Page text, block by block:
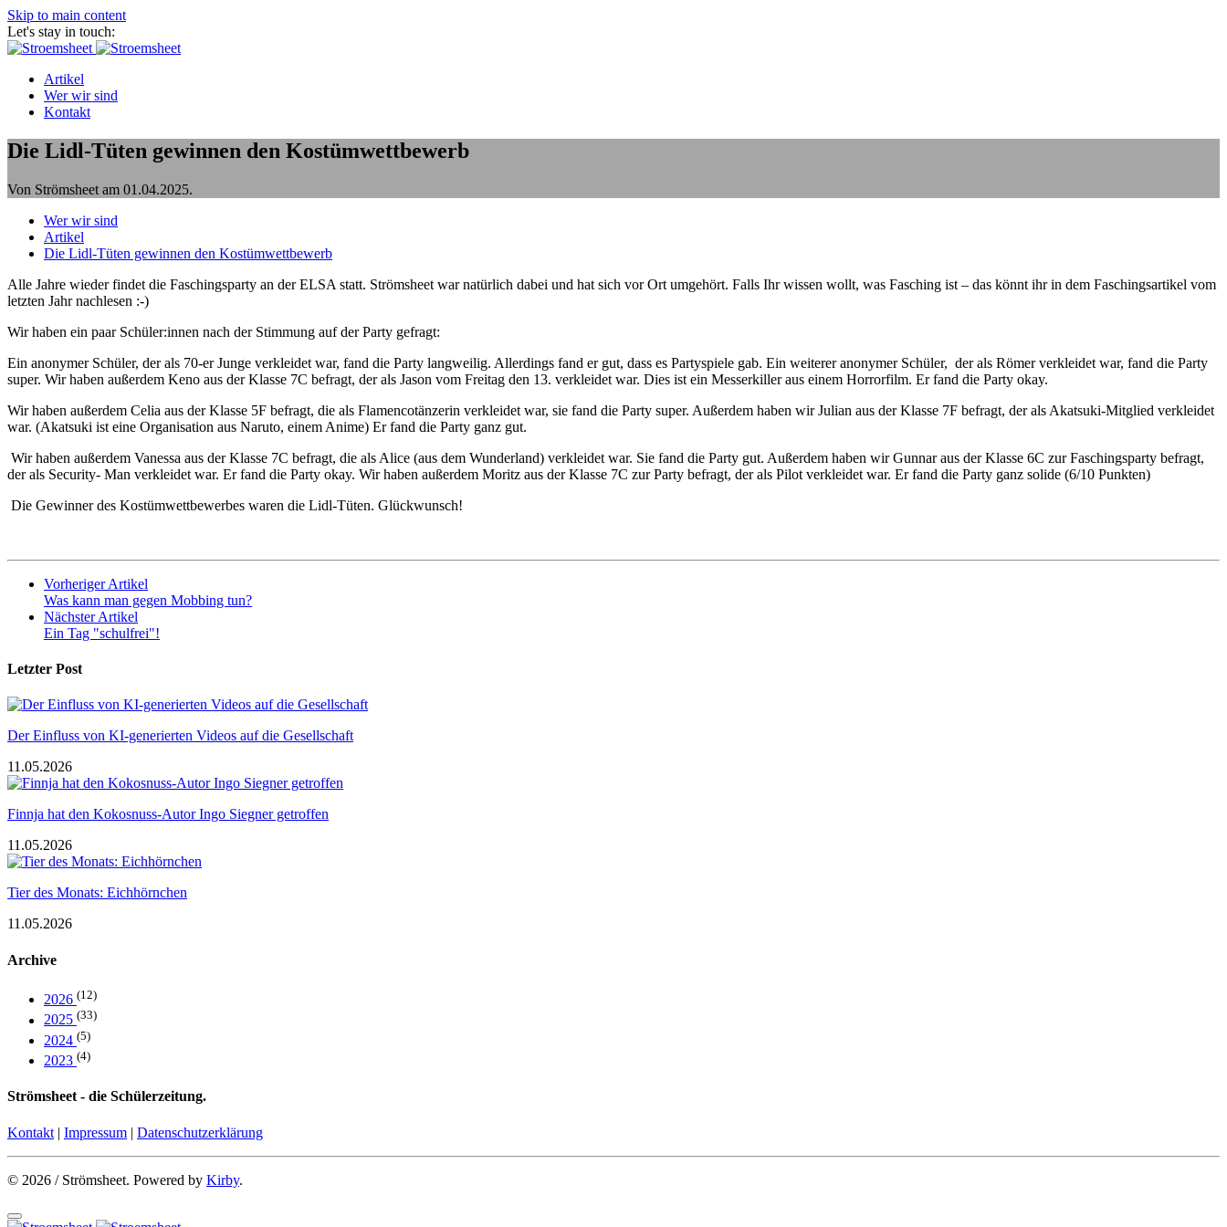
Skip to main content
Let's stay in touch:
Artikel
Wer wir sind
Kontakt
Die Lidl-Tüten gewinnen den Kostümwettbewerb
Von Strömsheet am 01.04.2025.
Wer wir sind
Artikel
Die Lidl-Tüten gewinnen den Kostümwettbewerb
Alle Jahre wieder findet die Faschingsparty an der ELSA statt. Strömsheet war natürlich dabei und hat sich vor Ort umgehört. Falls Ihr wissen wollt, was Fasching ist – das könnt ihr in dem Faschingsartikel vom
letzten Jahr nachlesen :-)
Wir haben ein paar Schüler:innen nach der Stimmung auf der Party gefragt:
Ein anonymer Schüler, der als 70-er Junge verkleidet war, fand die Party langweilig. Allerdings fand er gut, dass es Partyspiele gab. Ein weiterer anonymer Schüler, der als Römer verkleidet war, fand die Party
super. Wir haben außerdem Keno aus der Klasse 7C befragt, der als Jason vom Freitag den 13. verkleidet war. Dies ist ein Messerkiller aus einem Horrorfilm. Er fand die Party okay.
Wir haben außerdem Celia aus der Klasse 5F befragt, die als Flamencotänzerin verkleidet war, sie fand die Party super. Außerdem haben wir Julian aus der Klasse 7F befragt, der als Akatsuki-Mitglied verkleidet
war. (Akatsuki ist eine Organisation aus Naruto, einem Anime) Er fand die Party ganz gut.
Wir haben außerdem Vanessa aus der Klasse 7C befragt, die als Alice (aus dem Wunderland) verkleidet war. Sie fand die Party gut. Außerdem haben wir Gunnar aus der Klasse 6C zur Faschingsparty befragt,
der als Security- Man verkleidet war. Er fand die Party okay. Wir haben außerdem Moritz aus der Klasse 7C zur Party befragt, der als Pilot verkleidet war. Er fand die Party ganz solide (6/10 Punkten)
Die Gewinner des Kostümwettbewerbes waren die Lidl-Tüten. Glückwunsch!
Vorheriger Artikel
Was kann man gegen Mobbing tun?
Nächster Artikel
Ein Tag "schulfrei"!
Letzter Post
Der Einfluss von KI-generierten Videos auf die Gesellschaft
11.05.2026
Finnja hat den Kokosnuss-Autor Ingo Siegner getroffen
11.05.2026
Tier des Monats: Eichhörnchen
11.05.2026
Archive
2026 (12)
2025 (33)
2024 (5)
2023 (4)
Strömsheet - die Schülerzeitung.
Kontakt | Impressum | Datenschutzerklärung
© 2026 / Strömsheet. Powered by Kirby.